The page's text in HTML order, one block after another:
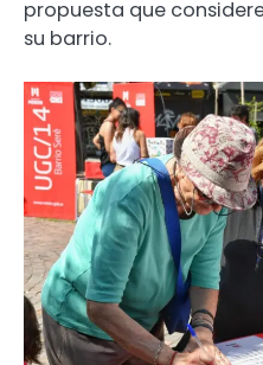
propuesta que
su barrio.